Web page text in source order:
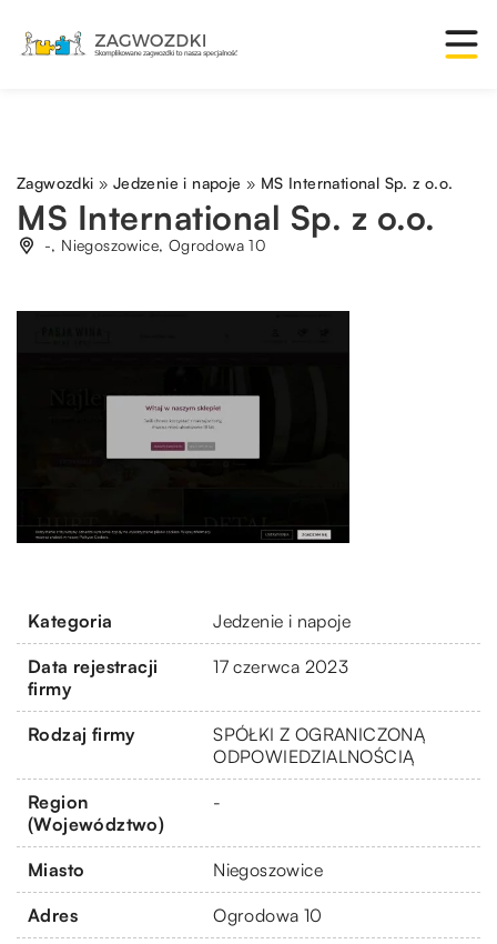
Zagwozdki » Jedzenie i napoje » MS International Sp. z o.o.
MS International Sp. z o.o.
-, Niegoszowice, Ogrodowa 10
Kategoria Jedzenie i napoje
Data rejestracji
firmy
17 czerwca 2023
Rodzaj firmy
SPÓŁKI Z OGRANICZONĄ
ODPOWIEDZIALNOŚCIĄ
Region
(Województwo)
-
Miasto Niegoszowice
Adres Ogrodowa 10